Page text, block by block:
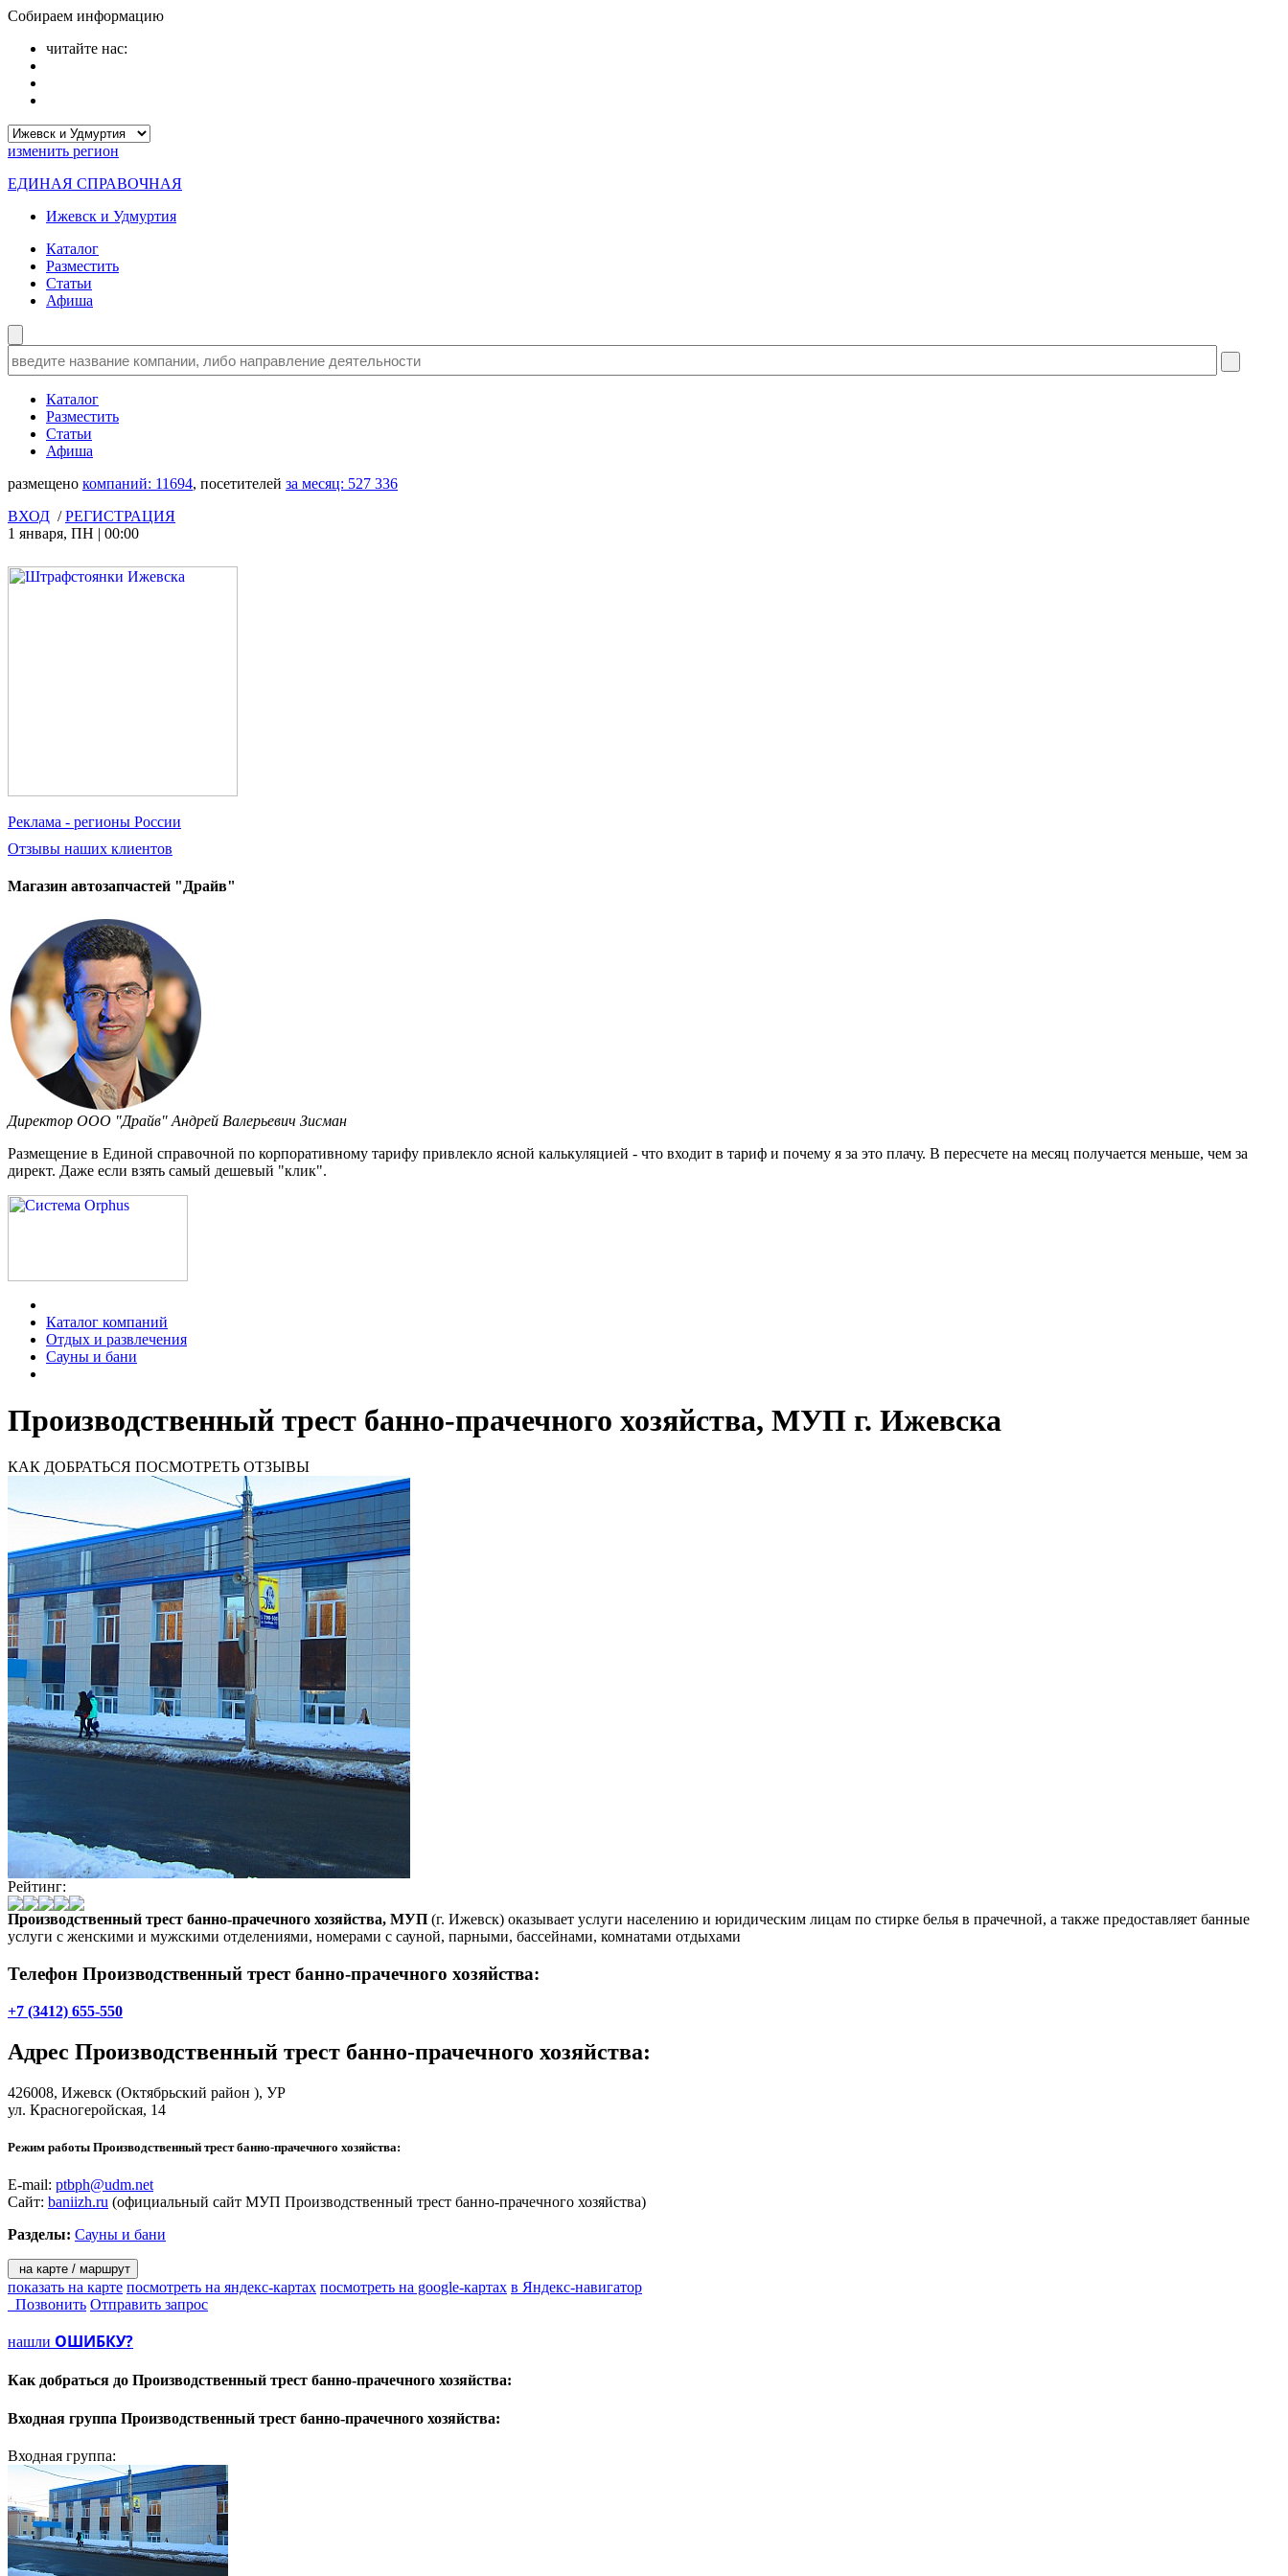
Собираем информацию
читайте нас:
изменить регион
ЕДИНАЯ СПРАВОЧНАЯ
Ижевск и Удмуртия
Каталог
Разместить
Статьи
Афиша
Каталог
Разместить
Статьи
Афиша
размещено компаний: 11694, посетителей за месяц: 527 336
ВХОД /РЕГИСТРАЦИЯ
1 января, ПН | 00:00
Реклама - регионы России
Отзывы наших клиентов
Магазин автозапчастей "Драйв"
Директор ООО "Драйв" Андрей Валерьевич Зисман
Размещение в Единой справочной по корпоративному тарифу привлекло ясной калькуляцией - что входит в тариф и почему я за это плачу. В пересчете на месяц получается меньше, чем за
директ. Даже если взять самый дешевый "клик".
Каталог компаний
Отдых и развлечения
Сауны и бани
Производственный трест банно-прачечного хозяйства, МУП г. Ижевска
КАК ДОБРАТЬСЯ ПОСМОТРЕТЬ ОТЗЫВЫ
Рейтинг:
Производственный трест банно-прачечного хозяйства, МУП (г. Ижевск) оказывает услуги населению и юридическим лицам по стирке белья в прачечной, а также предоставляет банные
услуги с женскими и мужскими отделениями, номерами с сауной, парными, бассейнами, комнатами отдыхами
Телефон Производственный трест банно-прачечного хозяйства:
+7 (3412) 655-550
Адрес Производственный трест банно-прачечного хозяйства:
426008, Ижевск (Октябрьский район ), УР
ул. Красногеройская, 14
Режим работы Производственный трест банно-прачечного хозяйства:
E-mail: ptbph@udm.net
Сайт: baniizh.ru (официальный сайт МУП Производственный трест банно-прачечного хозяйства)
Разделы: Сауны и бани
на карте / маршрут
показать на карте посмотреть на яндекс-картах посмотреть на google-картах в Яндекс-навигатор
Позвонить Отправить запрос
нашли ОШИБКУ?
Как добраться до Производственный трест банно-прачечного хозяйства:
Входная группа Производственный трест банно-прачечного хозяйства:
Входная группа: